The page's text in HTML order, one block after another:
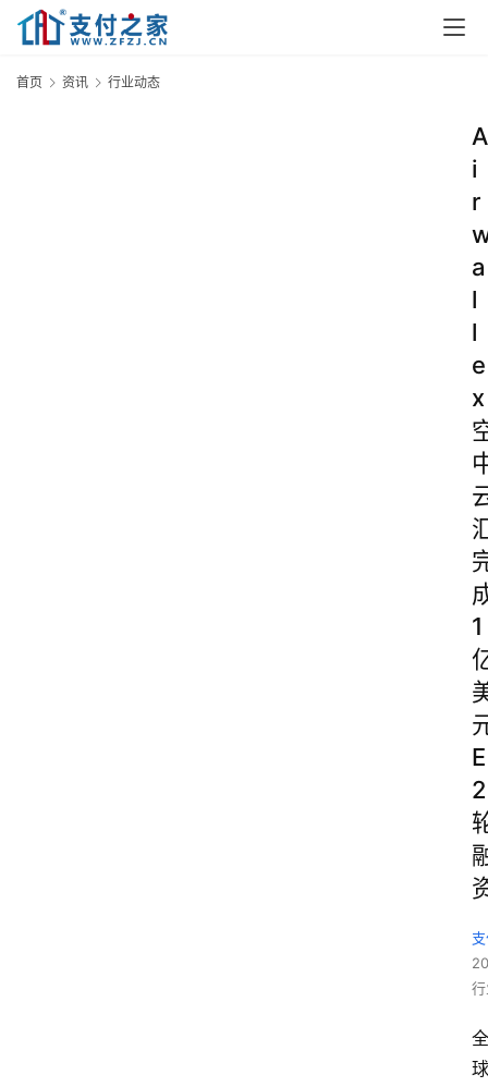
首页 资讯 行业动态
A
i
r
a
l
l
e
x
1
E
2
全
球